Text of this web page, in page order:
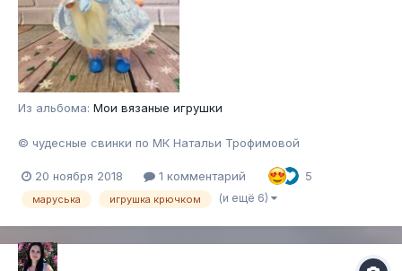
Из альбома: Мои вязаные игрушки
© чудесные свинки по МК Натальи Трофимовой
20 ноября 2018 1 комментарий 5
маруська игрушка крючком (и ещё 6)